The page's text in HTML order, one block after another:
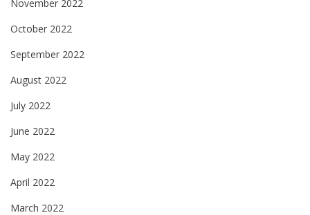
November 2022
October 2022
September 2022
August 2022
July 2022
June 2022
May 2022
April 2022
March 2022